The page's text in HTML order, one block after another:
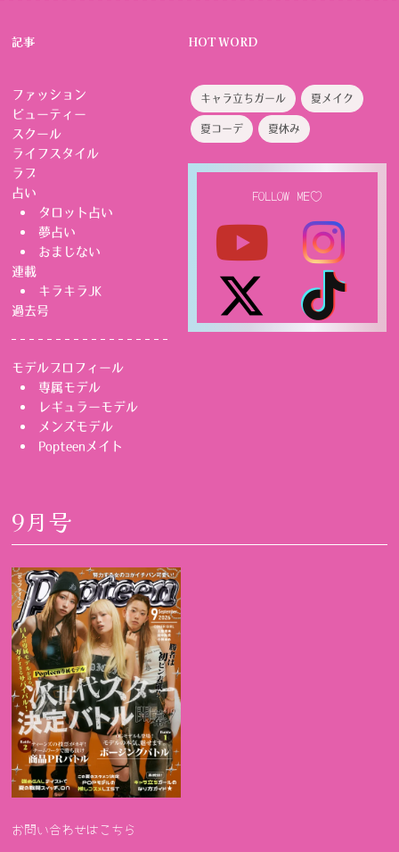
記事
ファッション
ビューティー
スクール
ライフスタイル
ラブ
占い
タロット占い
夢占い
おまじない
連載
キラキラJK
過去号
モデルプロフィール
専属モデル
レギュラーモデル
メンズモデル
Popteenメイト
HOT WORD
キャラ立ちガール 夏メイク
夏コーデ 夏休み
FOLLOW ME♡
9月号
お問い合わせはこちら